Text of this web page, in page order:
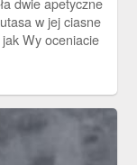
w jej ciasne
Wy oceniacie